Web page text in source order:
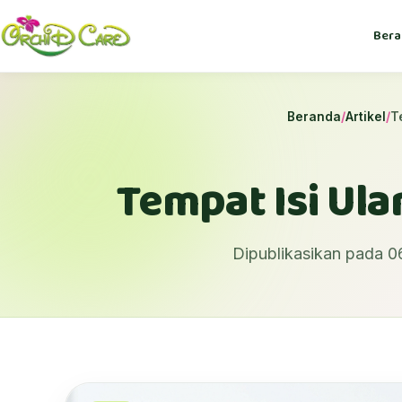
Beranda/Artikel /
Tempat Isi
Dipublikasikan pada